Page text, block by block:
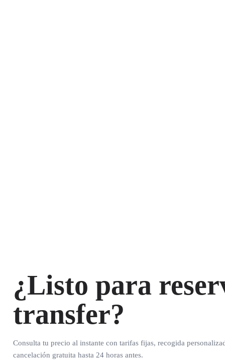
¿Listo para
transfer?
Consulta tu precio al instante con tarifas fijas, recogida
cancelación gratuita hasta 24 horas antes.